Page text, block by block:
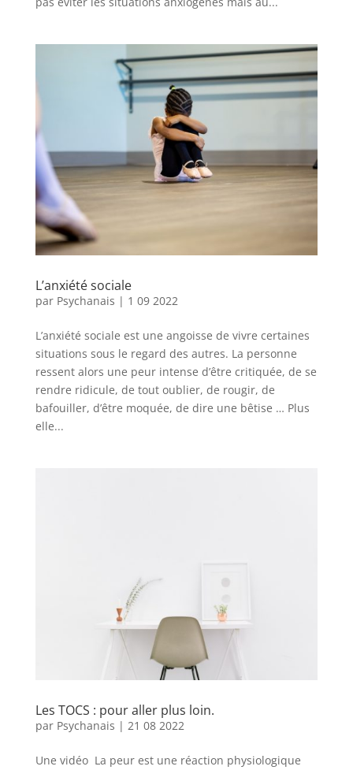
L’anxiété sociale
par Psychanais | 1 09 2022
L’anxiété sociale est une angoisse de vivre certaines
situations sous le regard des autres. La personne
ressent alors une peur intense d’être critiquée, de se
rendre ridicule, de tout oublier, de rougir, de
bafouiller, d’être moquée, de dire une bêtise … Plus
elle...
Les TOCS : pour aller plus loin.
par Psychanais | 21 08 2022
Une vidéo La peur est une réaction physiologique